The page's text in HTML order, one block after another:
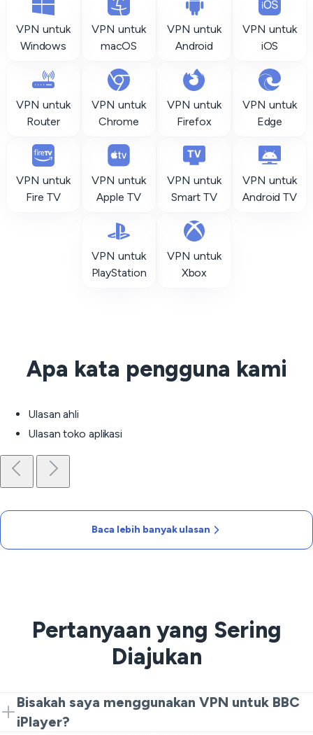
VPN untuk
Windows
VPN untuk
macOS
VPN untuk
Android
VPN untuk
iOS
VPN untuk
Router
VPN untuk
Chrome
VPN untuk
Firefox
VPN untuk
Edge
VPN untuk
Fire TV
VPN untuk
Apple TV
VPN untuk
Smart TV
VPN untuk
Android TV
VPN untuk
PlayStation
VPN untuk
Xbox
Apa kata pengguna kami
Ulasan ahli
Ulasan toko aplikasi
Baca lebih banyak ulasan
Pertanyaan yang Sering
Diajukan
Bisakah saya menggunakan VPN untuk BBC
iPlayer?